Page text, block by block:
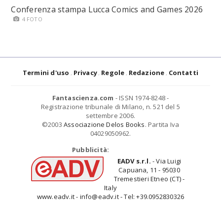
Conferenza stampa Lucca Comics and Games 2026
4 FOTO
Termini d'uso Privacy Regole Redazione Contatti
Fantascienza.com - ISSN 1974-8248 -
Registrazione tribunale di Milano, n. 521 del 5
settembre 2006.
©2003 Associazione Delos Books. Partita Iva
04029050962.
Pubblicità:
EADV s.r.l. - Via Luigi
Capuana, 11 - 95030
Tremestieri Etneo (CT) -
Italy
www.eadv.it - info@eadv.it - Tel: +39.0952830326